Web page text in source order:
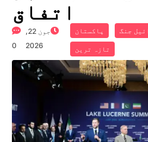
اتفاق
جنگ پاکستان
تازہ ترین
جون 22,
2026
0